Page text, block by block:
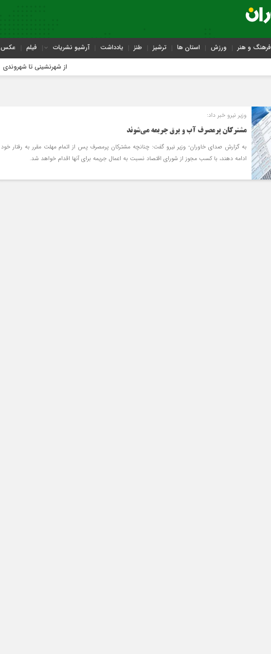
فرهنگ و هنر ورزش استان ها ترشیز طنز یادداشت آرشیو نشریات فیلم عکس
از شهرنشینی تا شهروندی
وزیر نیرو خبر داد:
مشترکان پرمصرف آب و برق جریمه می‌شوند
به گزارش صدای خاوران- وزیر نیرو گفت: چنانچه مشترکان پرمصرف پس از اتمام مهلت مقرر به رفتار خود
ادامه دهند، با کسب مجوز از شورای اقتصاد نسبت به اعمال جریمه برای آنها اقدام خواهد شد.